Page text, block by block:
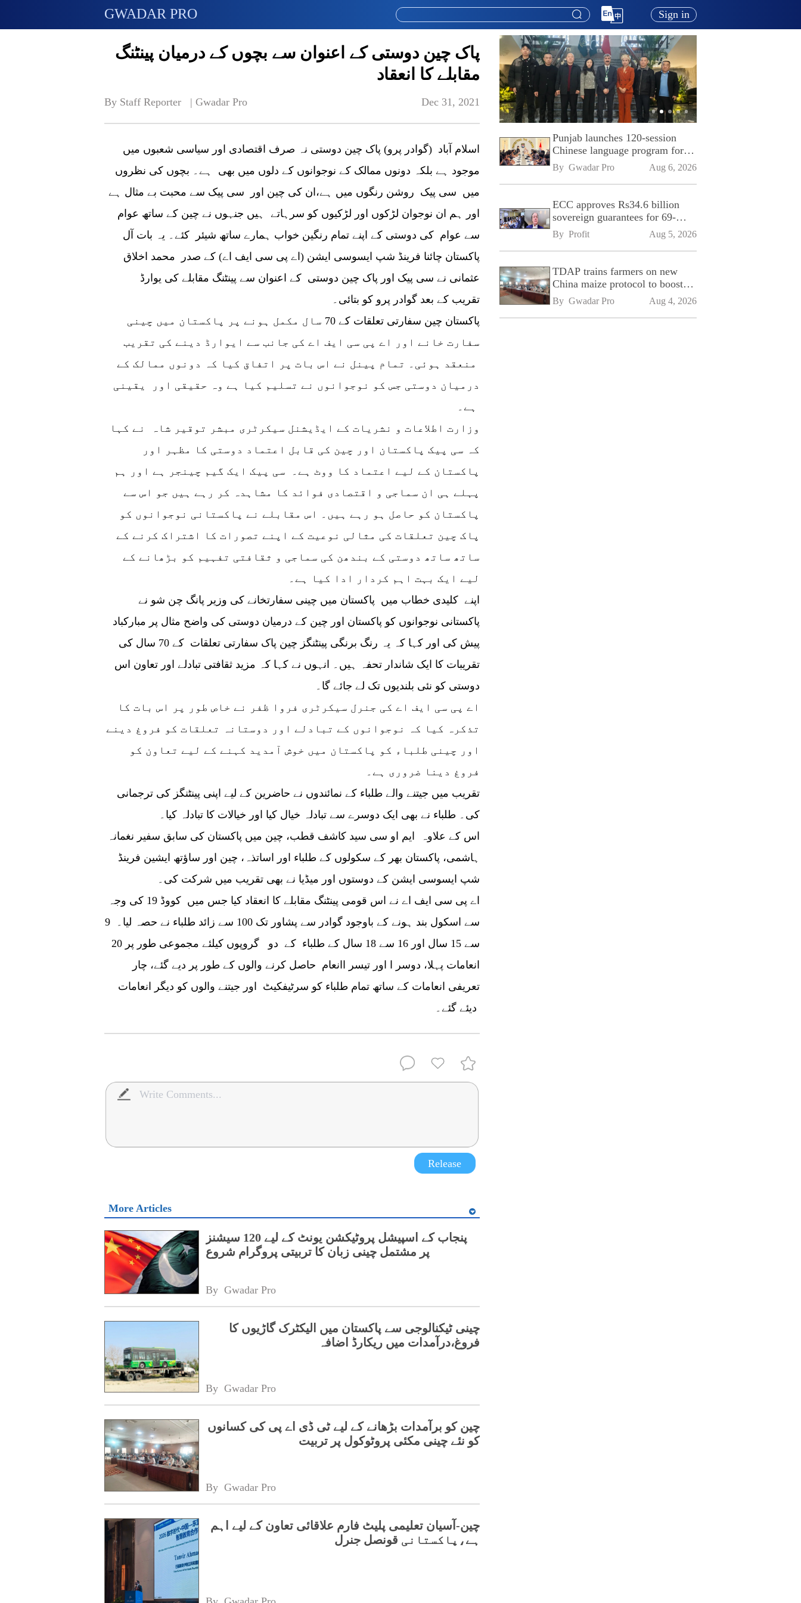
GWADAR PRO Sign in
پاک چین دوستی کے اعنوان سے بچوں کے درمیان پینٹنگ
مقابلے کا انعقاد
By Staff Reporter   | Gwadar Pro Dec 31, 2021
اسلام آباد (گوادر پرو) پاک چین دوستی نہ صرف اقتصادی اور سیاسی شعبوں میں
موجود ہے بلکہ دونوں ممالک کے نوجوانوں کے دلوں میں بھی ہے۔ بچوں کی نظروں
میں سی پیک روشن رنگوں میں ہے،ان کی چین اور سی پیک سے محبت بے مثال ہے
اور ہم ان نوجوان لڑکوں اور لڑکیوں کو سرہاتے ہیں جنہوں نے چین کے ساتھ عوام
سے عوام کی دوستی کے اپنے تمام رنگین خواب ہمارے ساتھ شیئر کئے۔ یہ بات آل
پاکستان چائنا فرینڈ شپ ایسوسی ایشن (اے پی سی ایف اے) کے صدر محمد اخلاق
عثمانی نے سی پیک اور پاک چین دوستی کے اعنوان سے پینٹنگ مقابلے کی یوارڈ
تقریب کے بعد گوادر پرو کو بتائی۔
پاکستان چین سفارتی تعلقات کے 70 سال مکمل ہونے پر پاکستان میں چینی
سفارت خانے اور اے پی سی ایف اے کی جانب سے ایوارڈ دینے کی تقریب
منعقد ہوئی۔ تمام پینل نے اس بات پر اتفاق کیا کہ دونوں ممالک کے
درمیان دوستی جس کو نوجوانوں نے تسلیم کیا ہے وہ حقیقی اور یقینی
ہے۔
وزارت اطلاعات و نشریات کے ایڈیشنل سیکرٹری مبشر توقیر شاہ نے کہا
کہ سی پیک پاکستان اور چین کی قابل اعتماد دوستی کا مظہر اور
پاکستان کے لیے اعتماد کا ووٹ ہے۔ سی پیک ایک گیم چینجر ہے اور ہم
پہلے ہی ان سماجی و اقتصادی فوائد کا مشاہدہ کر رہے ہیں جو اس سے
پاکستان کو حاصل ہو رہے ہیں۔ اس مقابلے نے پاکستانی نوجوانوں کو
پاک چین تعلقات کی مثالی نوعیت کے اپنے تصورات کا اشتراک کرنے کے
ساتھ ساتھ دوستی کے بندھن کی سماجی و ثقافتی تفہیم کو بڑھانے کے
لیے ایک بہت اہم کردار ادا کیا ہے۔
اپنے کلیدی خطاب میں پاکستان میں چینی سفارتخانے کی وزیر پانگ چن شو نے
پاکستانی نوجوانوں کو پاکستان اور چین کے درمیان دوستی کی واضح مثال پر مبارکباد
پیش کی اور کہا کہ یہ رنگ برنگی پینٹنگز چین پاک سفارتی تعلقات کے 70 سال کی
تقریبات کا ایک شاندار تحفہ ہیں۔ انہوں نے کہا کہ مزید ثقافتی تبادلے اور تعاون اس
دوستی کو نئی بلندیوں تک لے جائے گا۔
اے پی سی ایف اے کی جنرل سیکرٹری فروا ظفر نے خاص طور پر اس بات کا
تذکرہ کیا کہ نوجوانوں کے تبادلے اور دوستانہ تعلقات کو فروغ دینے
اور چینی طلباء کو پاکستان میں خوش آمدید کہنے کے لیے تعاون کو
فروغ دینا ضروری ہے۔
تقریب میں جیتنے والے طلباء کے نمائندوں نے حاضرین کے لیے اپنی پینٹنگز کی ترجمانی
کی۔ طلباء نے بھی ایک دوسرے سے تبادلہ خیال کیا اور خیالات کا تبادلہ کیا۔
ہاشمی، پاکستان بھر کے سکولوں کے طلباء اور اساتذہ، چین اور ساؤتھ ایشین فرینڈ
شپ ایسوسی ایشن کے دوستوں اور میڈیا نے بھی تقریب میں شرکت کی۔
اے پی سی ایف اے نے اس قومی پینٹنگ مقابلے کا انعقاد کیا جس میں کووڈ 19 کی وجہ
سے اسکول بند ہونے کے باوجود گوادر سے پشاور تک 100 سے زائد طلباء نے حصہ لیا۔ 9
سے 15 سال اور 16 سے 18 سال کے طلباء کے دو گروپوں کیلئے مجموعی طور پر 20
انعامات پہلا، دوسر ا اور تیسر اانعام حاصل کرنے والوں کے طور پر دیے گئے، چار
تعریفی انعامات کے ساتھ تمام طلباء کو سرٹیفکیٹ اور جیتنے والوں کو دیگر انعامات
دیئے گئے۔
Release
More Articles
پنجاب کے اسپیشل پروٹیکشن یونٹ کے لیے 120 سیشنز
پر مشتمل چینی زبان کا تربیتی پروگرام شروع
By Gwadar Pro
چینی ٹیکنالوجی سے پاکستان میں الیکٹرک گاڑیوں کا
فروغ،درآمدات میں ریکارڈ اضافہ
By Gwadar Pro
چین کو برآمدات بڑھانے کے لیے ٹی ڈی اے پی کی کسانوں
کو نئے چینی مکئی پروٹوکول پر تربیت
By Gwadar Pro
چین-آسیان تعلیمی پلیٹ فارم علاقائی تعاون کے لیے اہم
ہے،پاکستانی قونصل جنرل
Punjab launches 120-session
Chinese language program for
SPU
By Gwadar Pro Aug 6, 2026
ECC approves Rs34.6 billion
sovereign guarantees for 69-
kilometre Sialkot-Kharian
Motorway
By Profit Aug 5, 2026
TDAP trains farmers on new
China maize protocol to boost
exports
By Gwadar Pro Aug 4, 2026